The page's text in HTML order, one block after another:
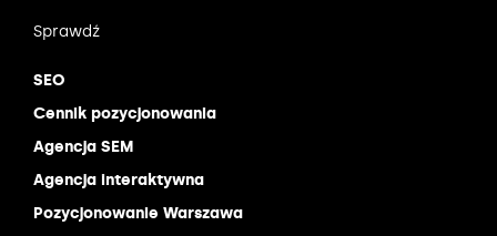
Sprawdź
SEO
Cennik pozycjonowania
Agencja SEM
Agencja interaktywna
Pozycjonowanie Warszawa